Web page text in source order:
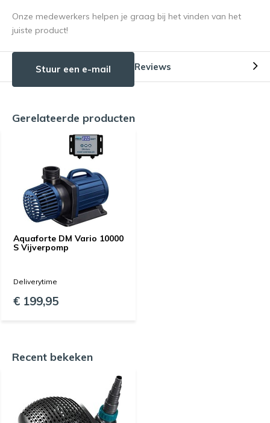
Onze medewerkers helpen je graag bij het vinden van het
juiste product!
Stuur een e-mail Reviews
Gerelateerde producten
Aquaforte DM Vario 10000
S Vijverpomp
Deliverytime
€ 199,95
Recent bekeken